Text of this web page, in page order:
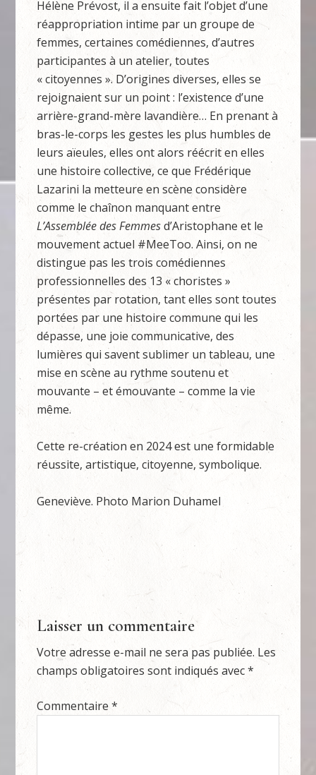
Hélène Prévost, il a ensuite fait l’objet d’une
réappropriation intime par un groupe de
femmes, certaines comédiennes, d’autres
participantes à un atelier, toutes
« citoyennes ». D’origines diverses, elles se
rejoignaient sur un point : l’existence d’une
arrière-grand-mère lavandière… En prenant à
bras-le-corps les gestes les plus humbles de
leurs aïeules, elles ont alors réécrit en elles
une histoire collective, ce que Frédérique
Lazarini la metteure en scène considère
comme le chaînon manquant entre
L’Assemblée des Femmesd’Aristophane et le
mouvement actuel #MeeToo. Ainsi, on ne
distingue pas les trois comédiennes
professionnelles des 13 « choristes »
présentes par rotation, tant elles sont toutes
portées par une histoire commune qui les
dépasse, une joie communicative, des
lumières qui savent sublimer un tableau, une
mise en scène au rythme soutenu et
mouvante – et émouvante – comme la vie
même.
Cette re-création en 2024 est une formidable
réussite, artistique, citoyenne, symbolique.
Geneviève. Photo Marion Duhamel
Laisser un commentaire
Votre adresse e-mail ne sera pas publiée. Les
champs obligatoires sont indiqués avec*
Commentaire*